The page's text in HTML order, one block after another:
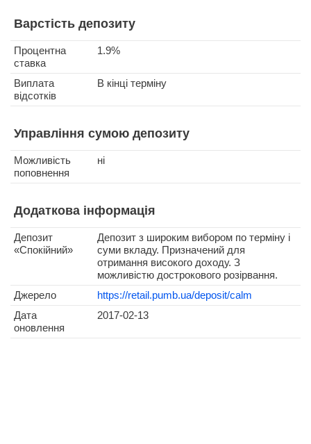
Варстість депозиту
Процентна
ставка
1.9%
Виплата
відсотків
В кінці терміну
Управління сумою депозиту
Можливість
поповнення
ні
Додаткова інформація
Депозит
«Спокійний»
Депозит з широким вибором по терміну і
суми вкладу. Призначений для
отримання високого доходу. З
можливістю дострокового розірвання.
Джерело
https://retail.pumb.ua/deposit/calm
Дата
оновлення
2017-02-13